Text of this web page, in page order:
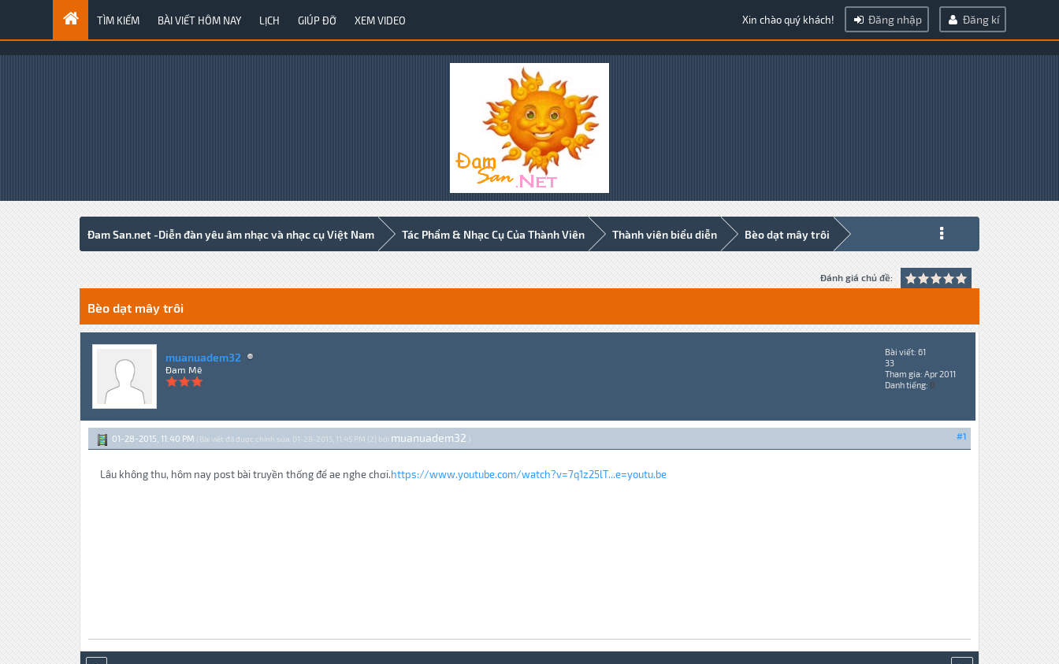
TÌM KIẾM BÀI VIẾT HÔM NAY LỊCH GIÚP ĐỠ XEM VIDEO Xin chào quý khách! Đăng nhập Đăng kí
Đam San.net -Diễn đàn yêu âm nhạc và nhạc cụ Việt Nam Tác Phẩm & Nhạc Cụ Của Thành Viên Thành viên biểu diễn Bèo dạt mây trôi
Đánh giá chủ đề:
0 Votes - 0 Average
1
2
3
4
5
Bèo dạt mây trôi
muanuadem32
Đam Mê
Bài viết: 61
33
Tham gia: Apr 2011
Danh tiếng: 0
#1
01-28-2015, 11:40 PM (Bài viết đã được chỉnh sửa: 01-28-2015, 11:45 PM {2} bởi muanuadem32 .)
Lâu không thu, hôm nay post bài truyền thống để ae nghe chơi.https://www.youtube.com/watch?v=7q1z25lT...e=youtu.be